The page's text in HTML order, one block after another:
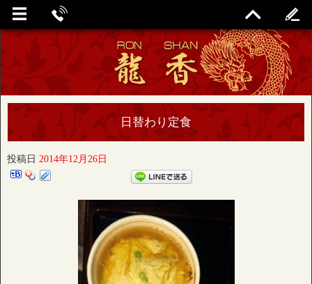
日替わり定食
投稿日 2014年12月26日